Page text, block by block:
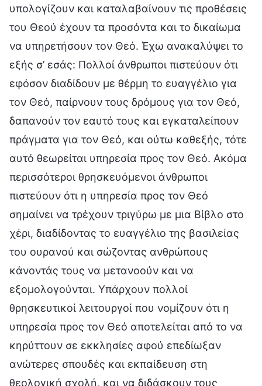
υπολογίζουν και καταλαβαίνουν τις προθέσεις
του Θεού έχουν τα προσόντα και το δικαίωμα
να υπηρετήσουν τον Θεό. Έχω ανακαλύψει το
εξής σ’ εσάς: Πολλοί άνθρωποι πιστεύουν ότι
εφόσον διαδίδουν με θέρμη το ευαγγέλιο για
τον Θεό, παίρνουν τους δρόμους για τον Θεό,
δαπανούν τον εαυτό τους και εγκαταλείπουν
πράγματα για τον Θεό, και ούτω καθεξής, τότε
αυτό θεωρείται υπηρεσία προς τον Θεό. Ακόμα
περισσότεροι θρησκευόμενοι άνθρωποι
πιστεύουν ότι η υπηρεσία προς τον Θεό
σημαίνει να τρέχουν τριγύρω με μια Βίβλο στο
χέρι, διαδίδοντας το ευαγγέλιο της βασιλείας
του ουρανού και σώζοντας ανθρώπους
κάνοντάς τους να μετανοούν και να
εξομολογούνται. Υπάρχουν πολλοί
θρησκευτικοί λειτουργοί που νομίζουν ότι η
υπηρεσία προς τον Θεό αποτελείται από το να
κηρύττουν σε εκκλησίες αφού επεδίωξαν
ανώτερες σπουδές και εκπαίδευση στη
θεολογική σχολή, και να διδάσκουν τους